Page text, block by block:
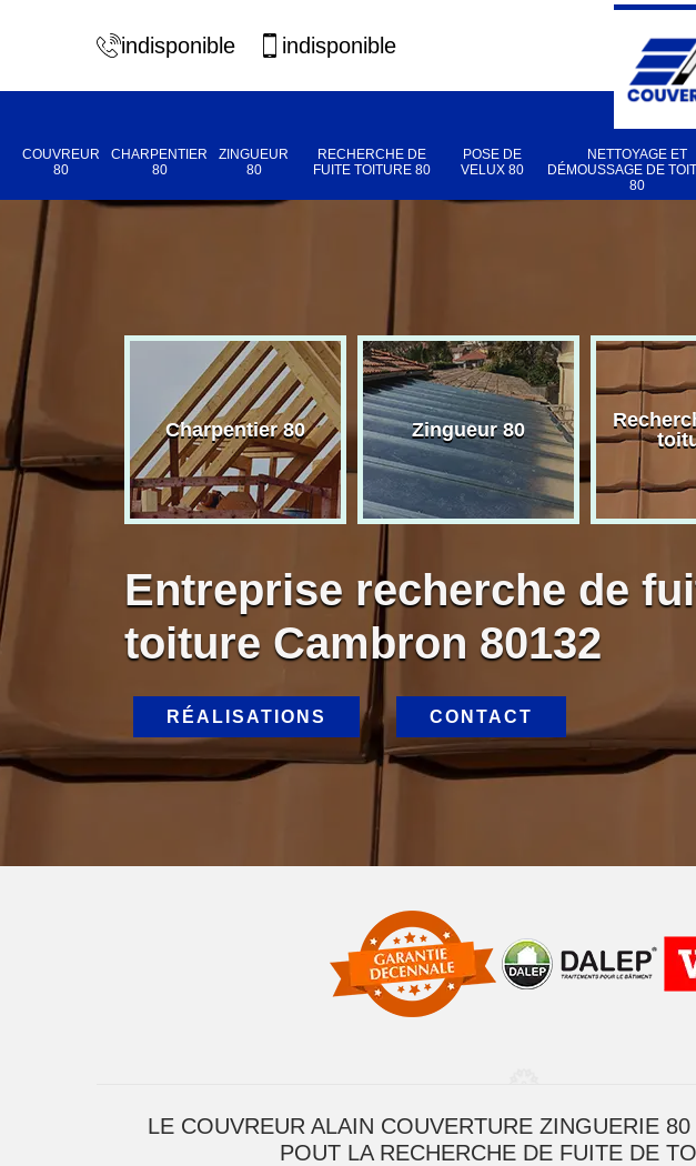
indisponible indisponible
COUVREUR
80
CHARPENTIER
80
ZINGUEUR
80
RECHERCHE DE
FUITE TOITURE 80
POSE DE
VELUX 80
NETTOYAGE ET
DÉMOUSSAGE DE
80
80 Charpentier 80 Zingueur 80
Entreprise recherche de
toiture Cambron 80132
RÉALISATIONS CONTACT
LE COUVREUR ALAIN COUVERTURE ZINGUERIE
POUT LA RECHERCHE DE FUITE DE